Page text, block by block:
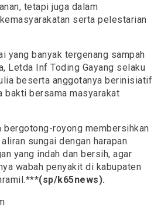
tetapi juga dalam
serta pelestarian
yang banyak tergenang sampah
Letda Inf Toding Gayang selaku
beserta anggotanya berinisiatif
bakti bersama masyarakat
bergotong-royong membersihkan
sungai dengan harapan
yang indah dan bersih, agar
wabah penyakit di kabupaten
(sp/k65news).